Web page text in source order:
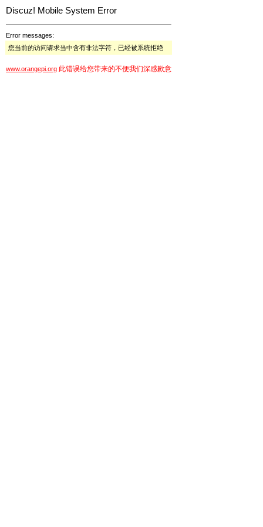
Discuz! Mobile System Error
Error messages:
您当前的访问请求当中含有非法字符，已经被系统拒绝
www.orangepi.org 此错误给您带来的不便我们深感歉意